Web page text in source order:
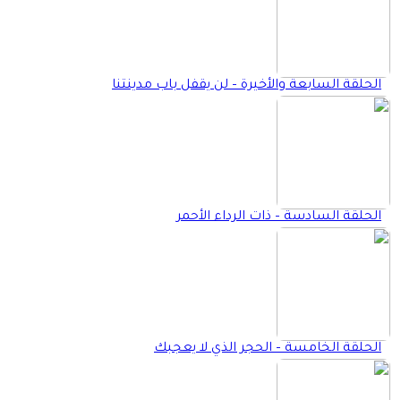
الحلقة السابعة والأخيرة – لن يقفل باب مدينتنا
الحلقة السادسة – ذات الرداء الأحمر
الحلقة الخامسة – الحجر الذي لا يعجبك